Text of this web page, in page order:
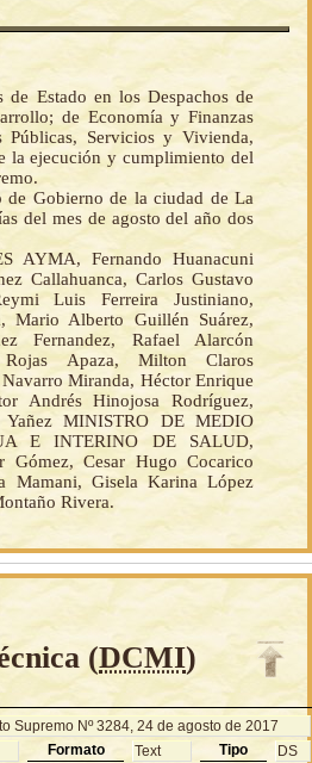
de Estado en los Despachos de
de Economía y Finanzas
Públicas, Servicios y Vivienda,
la ejecución y cumplimiento del
de Gobierno de la ciudad de La
del mes de agosto del año dos
AYMA, Fernando Huanacuni
Callahuanca, Carlos Gustavo
Luis Ferreira Justiniano,
Mario Alberto Guillén Suárez,
Fernandez, Rafael Alarcón
Apaza, Milton Claros
Miranda, Héctor Enrique
Andrés Hinojosa Rodríguez,
Yañez MINISTRO DE MEDIO
E INTERINO DE SALUD,
Gómez, Cesar Hugo Cocarico
Mamani, Gisela Karina López
Rivera.
(DCMI)
Supremo Nº 3284, 24 de agosto de 2017
Formato Text Tipo
DS